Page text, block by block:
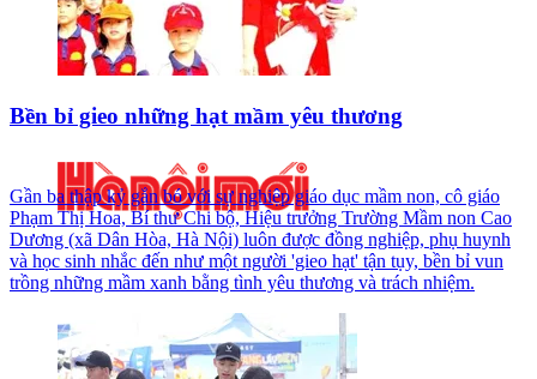
Bền bỉ gieo những hạt mầm yêu thương
Gần ba thập kỷ gắn bó với sự nghiệp giáo dục mầm non, cô giáo
Phạm Thị Hoa, Bí thư Chi bộ, Hiệu trưởng Trường Mầm non Cao
Dương (xã Dân Hòa, Hà Nội) luôn được đồng nghiệp, phụ huynh
và học sinh nhắc đến như một người 'gieo hạt' tận tụy, bền bỉ vun
trồng những mầm xanh bằng tình yêu thương và trách nhiệm.